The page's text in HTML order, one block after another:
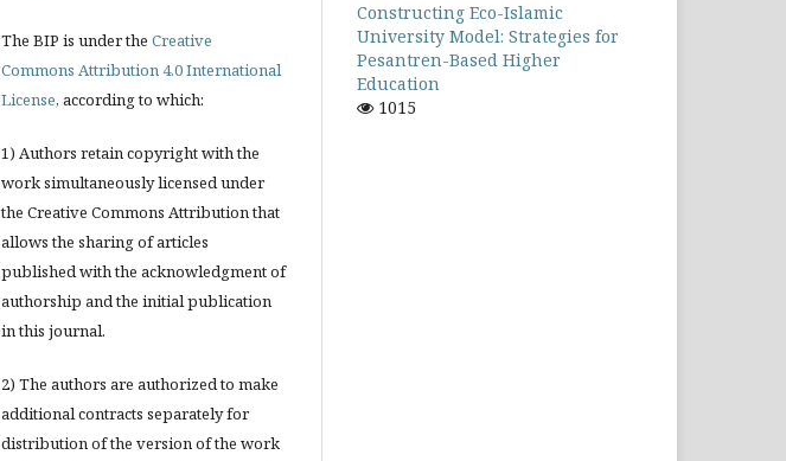
The BIP is under the Creative
Commons Attribution 4.0 International
License, according to which:
1) Authors retain copyright with the
work simultaneously licensed under
the Creative Commons Attribution that
allows the sharing of articles
published with the acknowledgment of
authorship and the initial publication
in this journal.
2) The authors are authorized to make
additional contracts separately for
distribution of the version of the work
Constructing Eco-Islamic
University Model: Strategies for
Pesantren-Based Higher
Education
1015